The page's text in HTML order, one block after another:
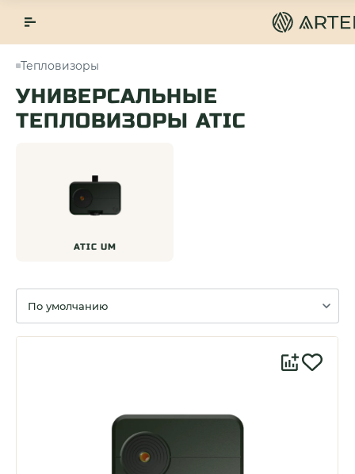
Тепловизоры
УНИВЕРСАЛЬНЫЕ
ТЕПЛОВИЗОРЫ ATIC
ATIC UM
Сортировка